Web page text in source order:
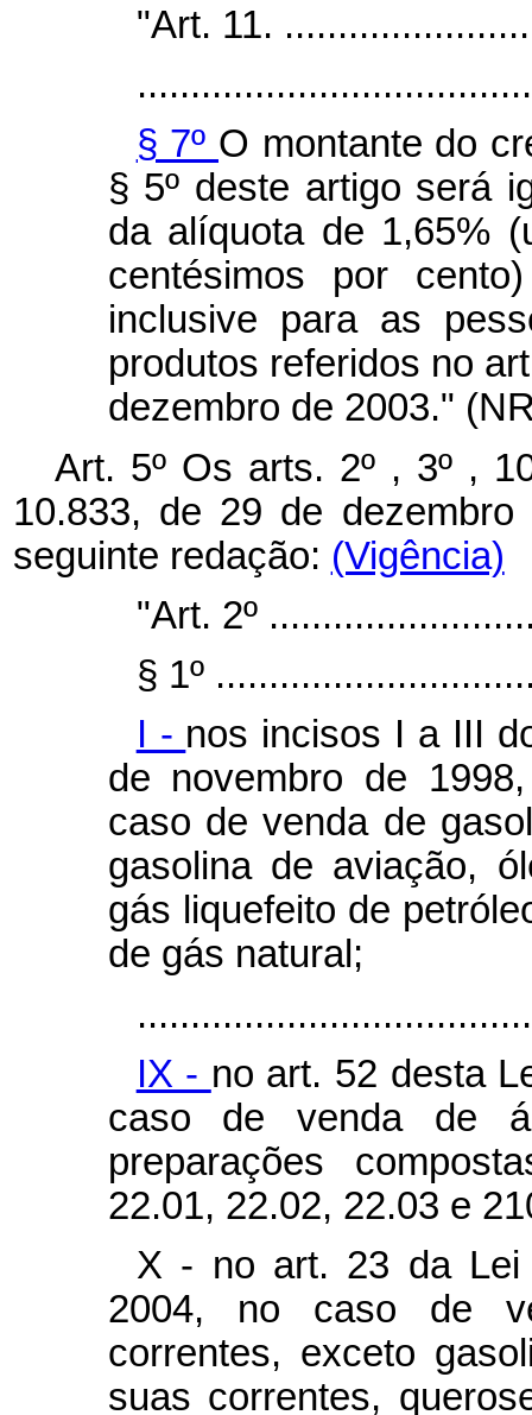
"Art. 11.
§ 7º O montante do
§ 5º deste artigo será
da alíquota de 1,65%
centésimos por
inclusive para as
produtos referidos no
dezembro de 2003."
Art. 5º Os arts. 2º , 3º ,
10.833, de 29 de
seguinte redação: (Vigência)
"Art. 2º
§ 1º
I - nos incisos I a III
de novembro de
caso de venda de
gasolina de aviação,
gás liquefeito de
de gás natural;
IX - no art. 52 desta
caso de venda de
preparações
22.01, 22.02, 22.03 e
X - no art. 23 da Lei
2004, no caso de
correntes, exceto
suas correntes,